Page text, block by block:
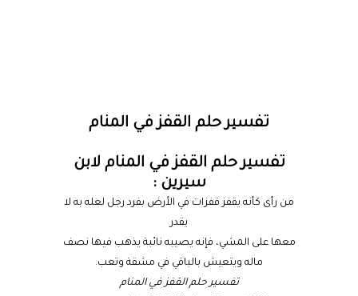
تفسير حلم القفز في المنام
تفسير حلم القفز في المنام لابن
سيرين :
من رأى كأنه يقفز قفزات في الأرض بفرد رجل لعله به لا
يقدر
معها على المشي، فإنه يصيبه نائبة يذهب فيها نصف
ماله ويتعيش بالباقي في مشقة وتعب.
تفسير حلم القفز في المنام